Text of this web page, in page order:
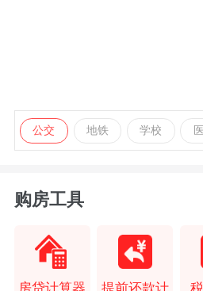
公交 地铁 学校
购房工具